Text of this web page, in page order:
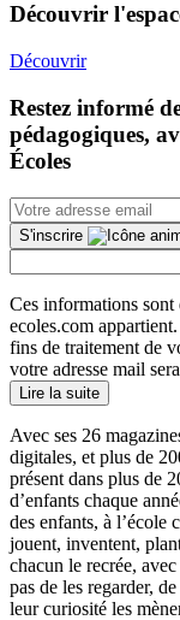
Découvrir
Découvrir
Restez informé
pédagogiques,
Écoles
S'inscrire
Ces informations
ecoles.com
fins de traitement de
votre adresse mail
Lire la suite
Avec ses 26
digitales, et plus de
présent dans plus de
d’enfants chaque
des enfants, à l’école
jouent, inventent,
chacun le recrée,
pas de les regarder,
leur curiosité les